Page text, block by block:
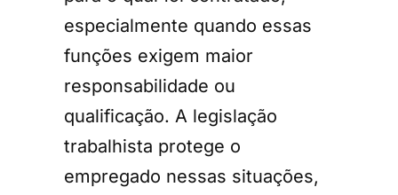
especialmente quando essas
funções exigem maior
responsabilidade ou
qualificação. A legislação
trabalhista protege o
empregado nessas situações,